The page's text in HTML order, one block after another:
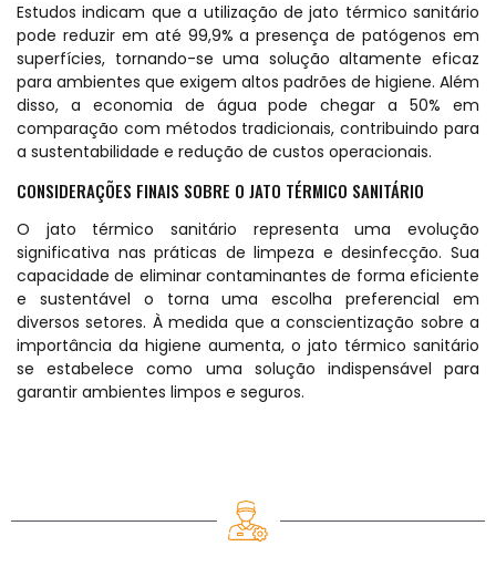
Estudos indicam que a utilização de jato térmico sanitário
pode reduzir em até 99,9% a presença de patógenos em
superfícies, tornando-se uma solução altamente eficaz
para ambientes que exigem altos padrões de higiene. Além
disso, a economia de água pode chegar a 50% em
comparação com métodos tradicionais, contribuindo para
a sustentabilidade e redução de custos operacionais.
CONSIDERAÇÕES FINAIS SOBRE O JATO TÉRMICO SANITÁRIO
O jato térmico sanitário representa uma evolução
significativa nas práticas de limpeza e desinfecção. Sua
capacidade de eliminar contaminantes de forma eficiente
e sustentável o torna uma escolha preferencial em
diversos setores. À medida que a conscientização sobre a
importância da higiene aumenta, o jato térmico sanitário
se estabelece como uma solução indispensável para
garantir ambientes limpos e seguros.